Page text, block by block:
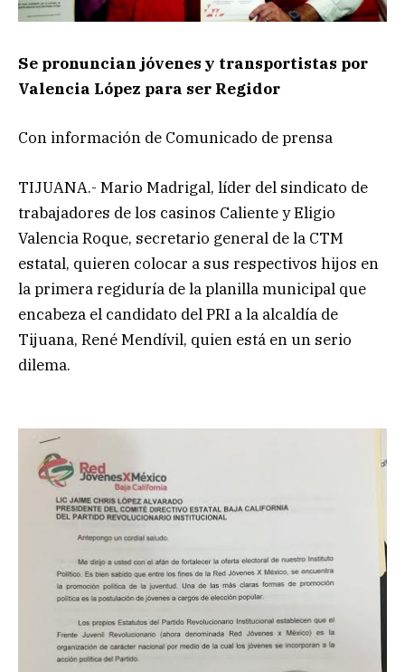
Se pronuncian jóvenes y transportistas por
Valencia López para ser Regidor
Con información de Comunicado de prensa
TIJUANA.- Mario Madrigal, líder del sindicato de
trabajadores de los casinos Caliente y Eligio
Valencia Roque, secretario general de la CTM
estatal, quieren colocar a sus respectivos hijos en
la primera regiduría de la planilla municipal que
encabeza el candidato del PRI a la alcaldía de
Tijuana, René Mendívil, quien está en un serio
dilema.